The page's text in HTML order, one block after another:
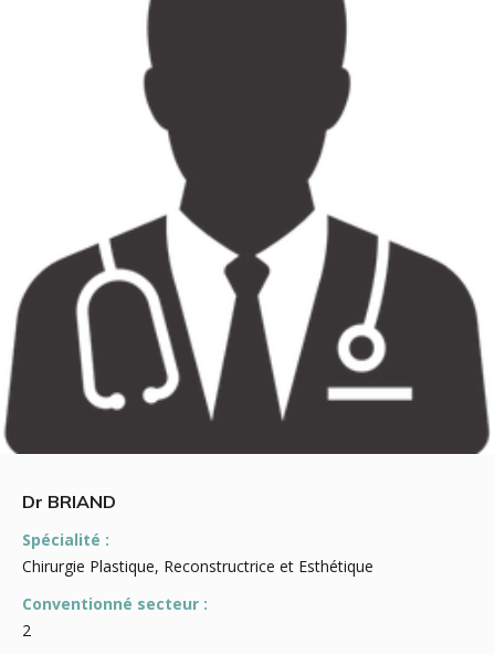
Dr BRIAND
Spécialité :
Chirurgie Plastique, Reconstructrice et Esthétique
Conventionné secteur :
2